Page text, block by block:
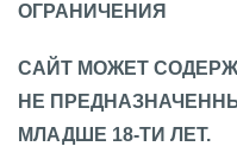
ОГРАНИЧЕНИЯ
САЙТ МОЖЕТ
НЕ
МЛАДШЕ 18-ТИ ЛЕТ.